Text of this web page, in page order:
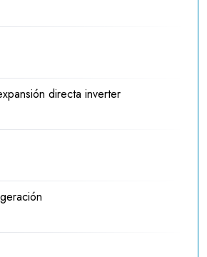
directa inverter